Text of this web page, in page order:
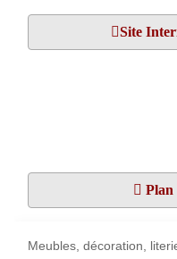
Site
Plan
Meubles, décoration,